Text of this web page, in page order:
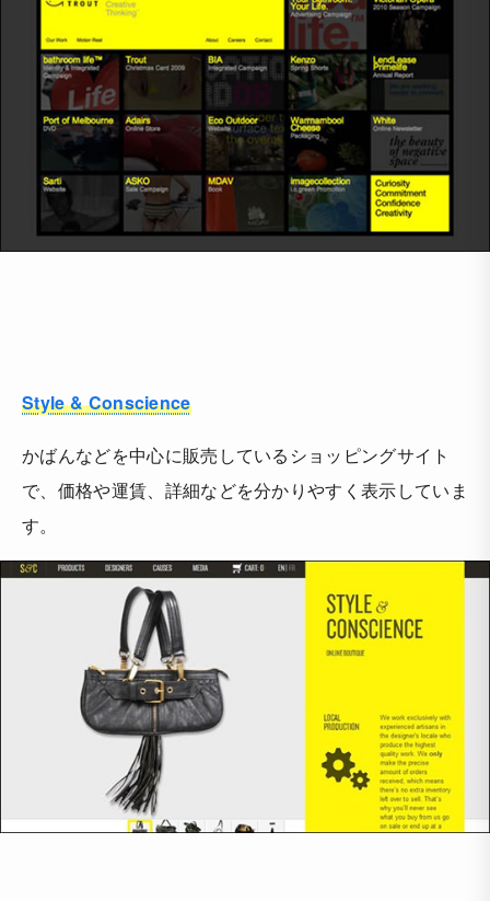
Style & Conscience
かばんなどを中心に販売しているショッピングサイト
で、価格や運賃、詳細などを分かりやすく表示していま
す。